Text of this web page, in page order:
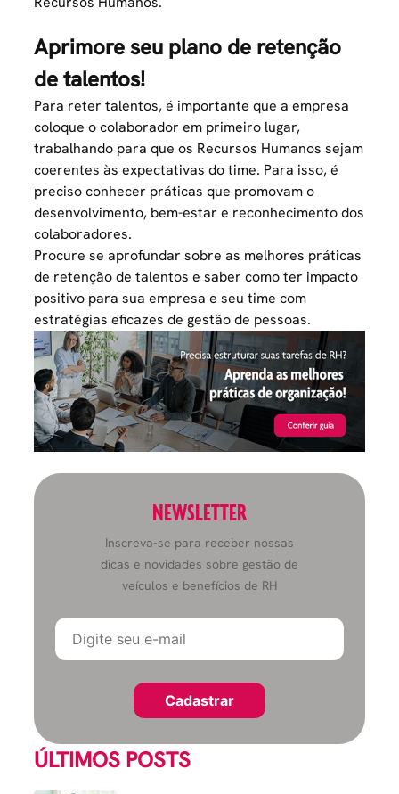
Aprimore seu plano de retenção
de talentos!
Para reter talentos, é importante que a empresa
coloque o colaborador em primeiro lugar,
trabalhando para que os Recursos Humanos sejam
coerentes às expectativas do time. Para isso, é
preciso conhecer práticas que promovam o
desenvolvimento, bem-estar e reconhecimento dos
colaboradores.
Procure se aprofundar sobre as melhores práticas
de retenção de talentos e saber como ter impacto
positivo para sua empresa e seu time com
estratégias eficazes de gestão de pessoas.
NEWSLETTER
Inscreva-se para receber nossas
dicas e novidades sobre gestão de
veículos e benefícios de RH
ÚLTIMOS POSTS